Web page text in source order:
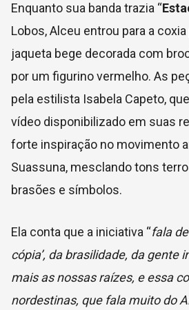
Enquanto sua banda trazia “
Lobos, Alceu entrou para a
jaqueta bege decorada com
por um figurino vermelho. As
pela estilista Isabela Capeto,
vídeo disponibilizado em suas
forte inspiração no movimento
Suassuna, mesclando tons
brasões e símbolos.
Ela conta que a iniciativa “fala
cópia’, da brasilidade, da gente
mais as nossas raízes, e essa
nordestinas, que fala muito do